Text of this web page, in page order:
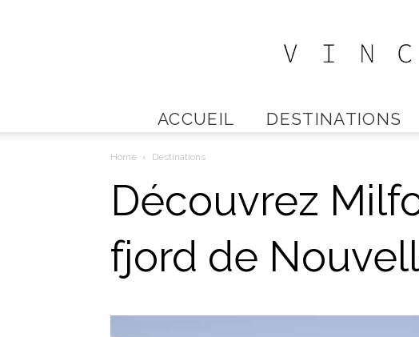
ACCUEIL DESTINATIONS
Home Destinations
Découvrez
fjord de